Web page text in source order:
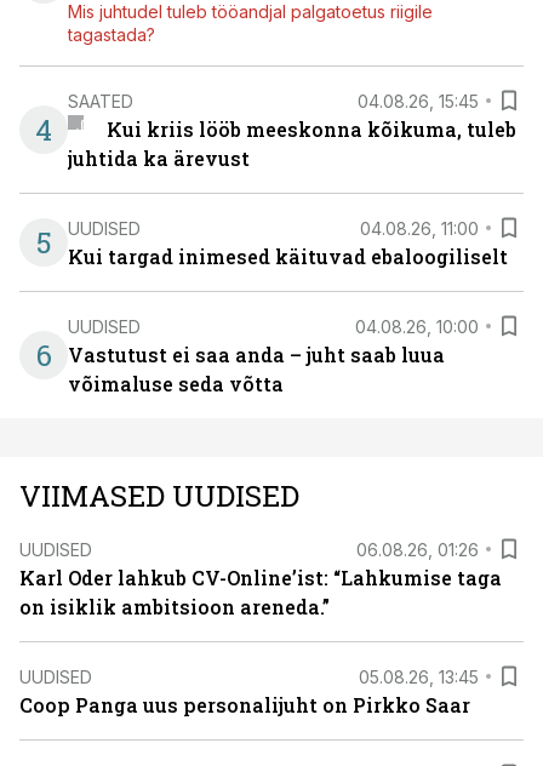
Mis juhtudel tuleb tööandjal palgatoetus riigile
tagastada?
4
SAATED 04.08.26, 15:45
Kui kriis lööb meeskonna kõikuma, tuleb
juhtida ka ärevust
5 UUDISED 04.08.26, 11:00
Kui targad inimesed käituvad ebaloogiliselt
6
UUDISED 04.08.26, 10:00
Vastutust ei saa anda – juht saab luua
võimaluse seda võtta
VIIMASED UUDISED
UUDISED 06.08.26, 01:26
Karl Oder lahkub CV-Online’ist: “Lahkumise taga
on isiklik ambitsioon areneda.”
UUDISED 05.08.26, 13:45
Coop Panga uus personalijuht on Pirkko Saar